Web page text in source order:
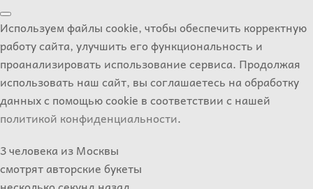
Используем файлы cookie, чтобы обеспечить корректную
работу сайта, улучшить его функциональность и
проанализировать использование сервиса. Продолжая
использовать наш сайт, вы соглашаетесь на обработку
данных с помощью cookie в соответствии с нашей
политикой конфиденциальности.
3 человека из Москвы
смотрят авторские букеты